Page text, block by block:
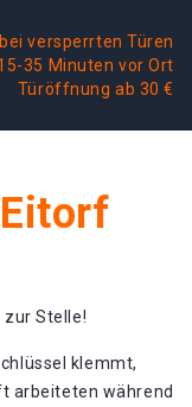
versperrten Türen
35 Minuten vor Ort
Türöffnung ab 30 €
Stelle!
klemmt,
arbeiteten während